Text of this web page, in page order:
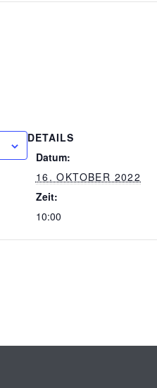
DETAILS
Datum:
16. OKTOBER 2022
Zeit:
10:00